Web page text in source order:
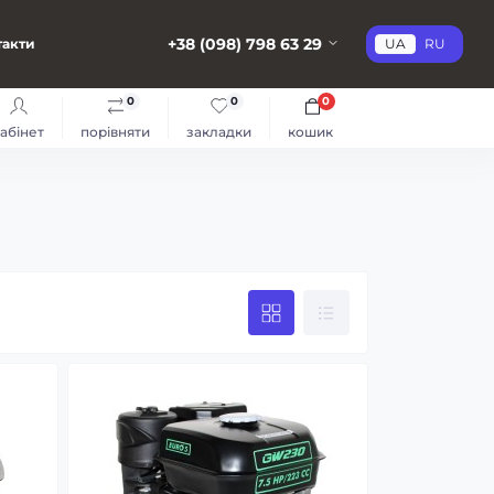
+38 (098) 798 63 29 UA RU
порівняти
0
закладки
0
кошик
0